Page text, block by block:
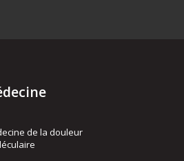
de la douleur